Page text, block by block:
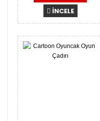
İNCELE
0,00